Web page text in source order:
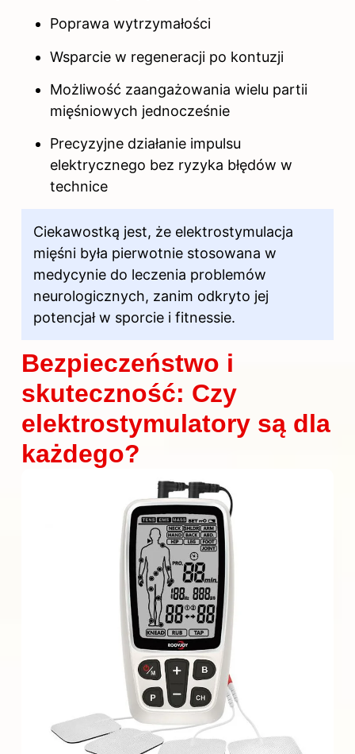
Poprawa wytrzymałości
Wsparcie w regeneracji po kontuzji
Możliwość zaangażowania wielu partii
mięśniowych jednocześnie
Precyzyjne działanie impulsu
elektrycznego bez ryzyka błędów w
technice
Ciekawostką jest, że elektrostymulacja
mięśni była pierwotnie stosowana w
medycynie do leczenia problemów
neurologicznych, zanim odkryto jej
potencjał w sporcie i fitnessie.
Bezpieczeństwo i
skuteczność: Czy
elektrostymulatory są dla
każdego?